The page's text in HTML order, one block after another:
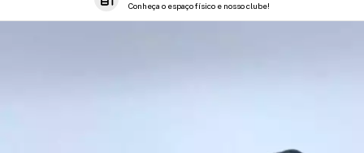
Conheça o espaço físico e nosso clube!